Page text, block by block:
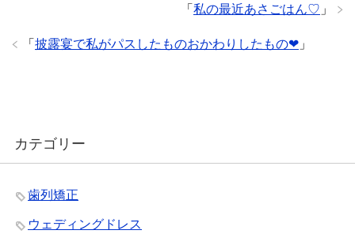
「 私の最近あさごはん♡ 」
「 披露宴で私がパスしたものおかわりしたもの❤︎ 」
カテゴリー
歯列矯正
ウェディングドレス